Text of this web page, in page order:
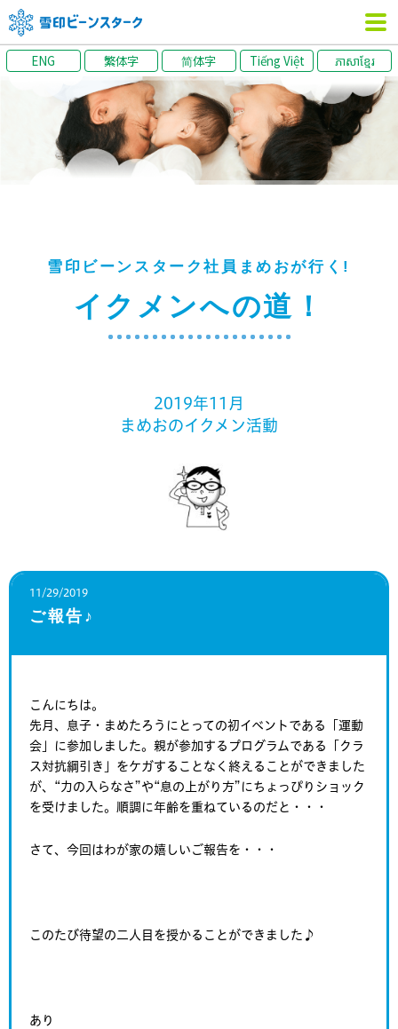
ENG 繁体字 简体字 Tiếng Việt ភាសាខ្មែរ
雪印ビーンスターク社員まめおが行く!
イクメンへの道！
2019年11月
まめおのイクメン活動
11/29/2019
ご報告♪
こんにちは。
先月、息子・まめたろうにとっての初イベントである「運動
会」に参加しました。親が参加するプログラムである「クラ
ス対抗綱引き」をケガすることなく終えることができました
が、“力の入らなさ”や“息の上がり方”にちょっぴりショック
を受けました。順調に年齢を重ねているのだと・・・
さて、今回はわが家の嬉しいご報告を・・・
このたび待望の二人目を授かることができました♪
あり